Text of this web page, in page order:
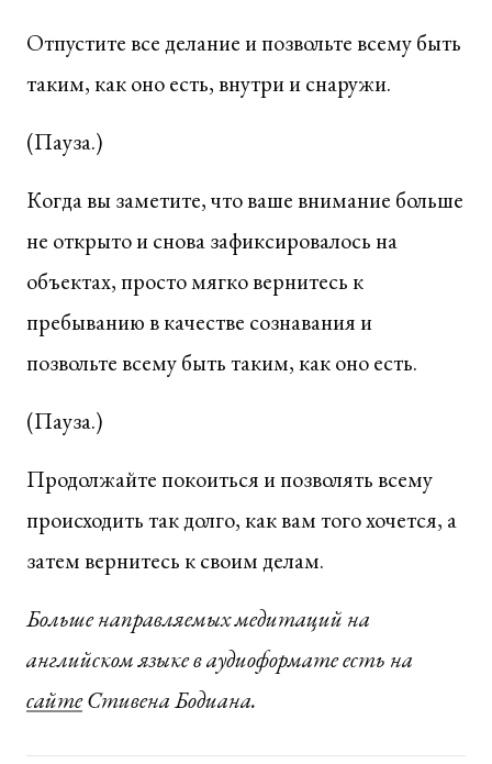
Отпустите все делание и позвольте всему быть
таким, как оно есть, внутри и снаружи.
(Пауза.)
Когда вы заметите, что ваше внимание больше
не открыто и снова зафиксировалось на
объектах, просто мягко вернитесь к
пребыванию в качестве сознавания и
позвольте всему быть таким, как оно есть.
(Пауза.)
Продолжайте покоиться и позволять всему
происходить так долго, как вам того хочется, а
затем вернитесь к своим делам.
Больше направляемых медитаций на
английском языкев аудиоформате есть на
сайтеСтивена Бодиана.